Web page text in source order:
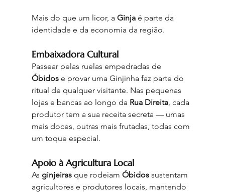
Mais do que um licor, a Ginja é parte da
identidade e da economia da região.
Embaixadora Cultural
Passear pelas ruelas empedradas de
Óbidos e provar uma Ginjinha faz parte do
ritual de qualquer visitante. Nas pequenas
lojas e bancas ao longo da Rua Direita, cada
produtor tem a sua receita secreta — umas
mais doces, outras mais frutadas, todas com
um toque especial.
Apoio à Agricultura Local
As ginjeiras que rodeiam Óbidos sustentam
agricultores e produtores locais, mantendo